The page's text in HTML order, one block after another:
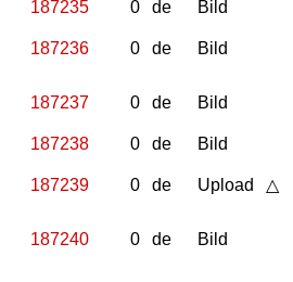
187235
0 de Bild
187236 0 de Bild
187237 0 de Bild
187238
0 de Bild
187239 0 de Upload △
187240 0 de Bild